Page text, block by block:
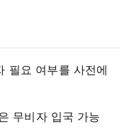
필요 여부를 사전에
무비자 입국 가능